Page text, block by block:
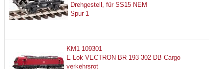
Drehgestell, für SS15 NEM
Spur 1
KM1 109301
E-Lok VECTRON BR 193 302 DB Cargo
verkehrsrot